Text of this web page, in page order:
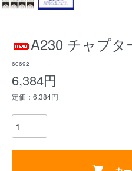
A230 チャプタ
60692
6,384円
定価：6,384円